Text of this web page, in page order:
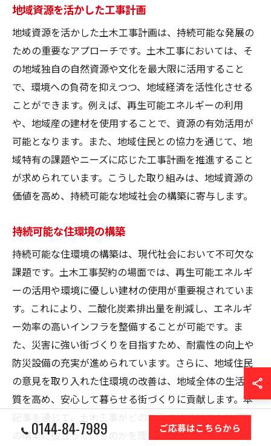
地域資源を活かした工事計画
地域資源を活かした土木工事計画は、持続可能な発展の
ための重要なアプローチです。土木工事においては、そ
の地域独自の自然資源や文化を最大限に活用すること
で、環境への負荷を抑えつつ、地域経済を活性化させる
ことができます。例えば、再生可能エネルギーの利用
や、地域産の建材を使用することで、資源の有効活用が
可能となります。また、地域住民との協力を通じて、地
域特有の課題やニーズに応じた工事計画を推進すること
が求められています。こうした取り組みは、地域資源の
価値を高め、持続可能な地域社会の構築に寄与します。
持続可能な住環境の構築
持続可能な住環境の構築は、現代社会において不可欠な
課題です。土木工事契約の場面では、再生可能エネルギ
ーの活用や環境に優しい建材の使用が重要視されていま
す。これにより、二酸化炭素排出量を削減し、エネルギ
ー効率の高いインフラを整備することが可能です。ま
た、災害に強い街づくりを目指すため、耐震性の向上や
防災設備の充実が進められています。さらに、地域住民
の意見を取り入れた住環境の改善は、地域全体の生活の
質を高め、安心して暮らせる街づくりに貢献します。本
記事を通じて、土木工事がどのように持続可能な住環境
の構築に役立っているのかを理解しましょう。
0144-84-7989 ご応募はこちらから